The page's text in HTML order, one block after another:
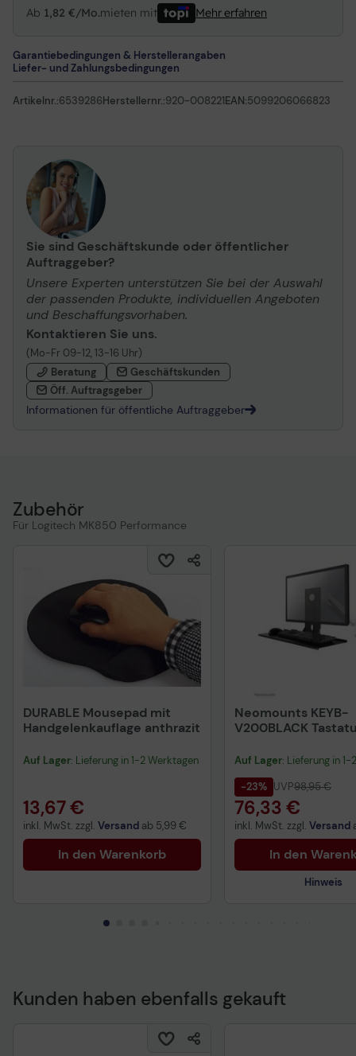
Ab 1,82 €/Mo.mieten mit Mehr erfahren
Garantiebedingungen & Herstellerangaben
Liefer- und Zahlungsbedingungen
Artikelnr.:6539286Herstellernr.:920-008221EAN:5099206066823
Sie sind Geschäftskunde oder öffentlicher
Auftraggeber?
Unsere Experten unterstützen Sie bei der Auswahl
der passenden Produkte, individuellen Angeboten
und Beschaffungsvorhaben.
Kontaktieren Sie uns.
(Mo-Fr 09-12, 13-16 Uhr)
Beratung
Geschäftskunden
Öff. Auftragsgeber
Informationen für öffentliche Auftraggeber
Zubehör
Für Logitech MK850 Performance
DURABLE Mousepad mit
Handgelenkauflage anthrazit
Auf Lager: Lieferung in 1-2 Werktagen
13,67 €
inkl. MwSt. zzgl. Versand ab 5,99 €
In den Warenkorb
Neomounts KEYB-
V200BLACK
Auf Lager: Lieferung in
-23% UVP98,95 €
76,33 €
inkl. MwSt. zzgl. Versand
In den
Hinweis
Kunden haben ebenfalls gekauft